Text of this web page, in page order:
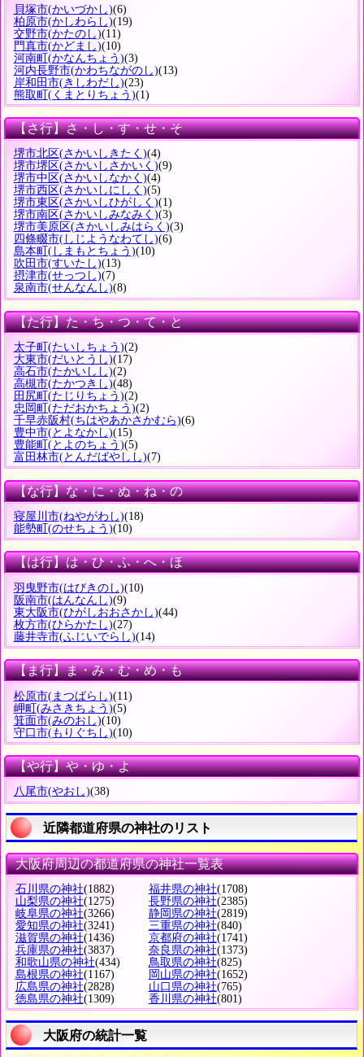
貝塚市(かいづかし)(6)
柏原市(かしわらし)(19)
交野市(かたのし)(11)
門真市(かどまし)(10)
河南町(かなんちょう)(3)
河内長野市(かわちながのし)(13)
岸和田市(きしわだし)(23)
熊取町(くまとりちょう)(1)
【さ行】さ・し・す・せ・そ
堺市北区(さかいしきたく)(4)
堺市堺区(さかいしさかいく)(9)
堺市中区(さかいしなかく)(4)
堺市西区(さかいしにしく)(5)
堺市東区(さかいしひがしく)(1)
堺市南区(さかいしみなみく)(3)
堺市美原区(さかいしみはらく)(3)
四條畷市(しじようなわてし)(6)
島本町 (しまもとちょう)(10)
吹田市(すいたし)(13)
摂津市(せっつし)(7)
泉南市(せんなんし)(8)
【た行】た・ち・つ・て・と
太子町 (たいしちょう)(2)
大東市(だいとうし)(17)
高石市(たかいしし)(2)
高槻市(たかつきし)(48)
田尻町 (たじりちょう)(2)
忠岡町 (ただおかちょう)(2)
千早赤阪村(ちはやあかさかむら)(6)
豊中市(とよなかし)(15)
豊能町 (とよのちょう)(5)
富田林市(とんだばやしし)(7)
【な行】な・に・ぬ・ね・の
寝屋川市(ねやがわし)(18)
能勢町 (のせちょう)(10)
【は行】は・ひ・ふ・へ・ほ
羽曳野市(はびきのし)(10)
阪南市(はんなんし)(9)
東大阪市(ひがしおおさかし)(44)
枚方市(ひらかたし)(27)
藤井寺市(ふじいでらし)(14)
【ま行】ま・み・む・め・も
松原市(まつばらし)(11)
岬町(みさきちょう)(5)
箕面市(みのおし)(10)
守口市(もりぐちし)(10)
【や行】や・ゆ・よ
八尾市(やおし)(38)
近隣都道府県の神社のリスト
大阪府周辺の都道府県の神社一覧表
石川県の神社(1882) 福井県の神社(1708)
山梨県の神社(1275) 長野県の神社(2385)
岐阜県の神社(3266) 静岡県の神社(2819)
愛知県の神社(3241) 三重県の神社(840)
滋賀県の神社(1436) 京都府の神社(1741)
兵庫県の神社(3837) 奈良県の神社(1373)
和歌山県の神社(434) 鳥取県の神社(825)
島根県の神社(1167) 岡山県の神社(1652)
広島県の神社(2828) 山口県の神社(765)
徳島県の神社(1309) 香川県の神社(801)
大阪府の統計一覧